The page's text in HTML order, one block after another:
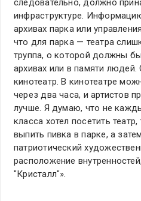
следовательно, должно
инфраструктуре.
архивах парка или
что для парка — театра
труппа, о которой должны
архивах или в памяти
кинотеатр. В кинотеатре
через два часа, и артистов
лучше. Я думаю, что не
класса хотел посетить
выпить пивка в парке, а
патриотический
расположение
"Кристалл"».